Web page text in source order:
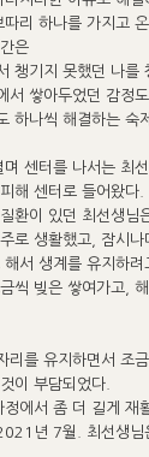
리 하나를 가지고 온
은
챙기지 못했던 나를
서 쌓아두었던 감정
하나씩 해결하는 숙
센터를 나서는 최
해 센터로 들어왔다.
환이 있던 최선생님
로 생활했고, 잠시
서 생계를 유지하
씩 빚은 쌓여가고,
리를 유지하면서 조
이 부담되었다.
정에서 좀 더 길게
년 7월. 최선생님